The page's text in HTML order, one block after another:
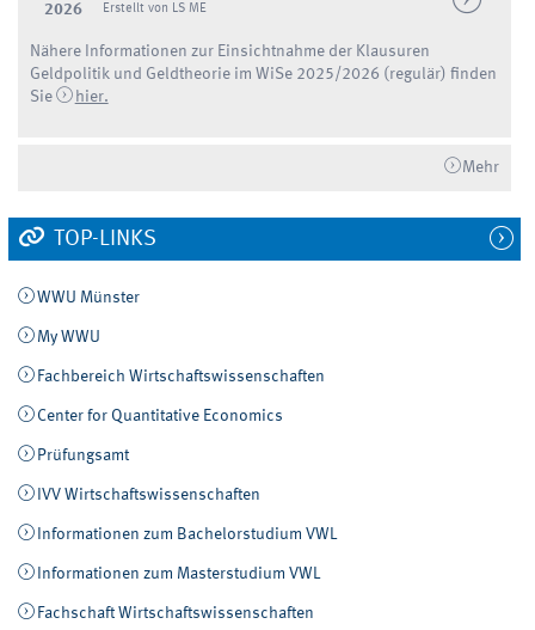
2026
Erstellt von LS ME
Nähere Informationen zur Einsichtnahme der Klausuren
Geldpolitik und Geldtheorie im WiSe 2025/2026 (regulär) finden
Sie
hier.
Mehr
TOP-LINKS
WWU Münster
My WWU
Fachbereich Wirtschaftswissenschaften
Center for Quantitative Economics
Prüfungsamt
IVV Wirtschaftswissenschaften
Informationen zum Bachelorstudium VWL
Informationen zum Masterstudium VWL
Fachschaft Wirtschaftswissenschaften